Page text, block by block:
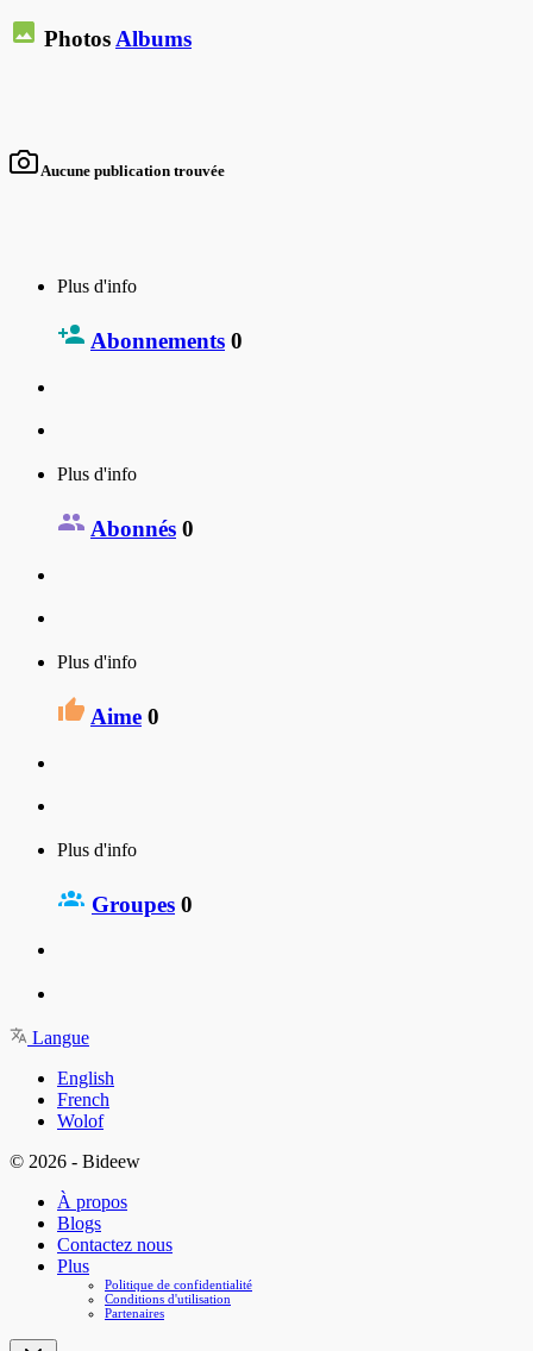
PhotosAlbums
Aucune publication trouvée
Plus d'info
Abonnements 0
Plus d'info
Abonnés 0
Plus d'info
Aime 0
Plus d'info
Groupes 0
Langue
English
French
Wolof
© 2026 - Bideew
À propos
Blogs
Contactez nous
Plus
Politique de confidentialité
Conditions d'utilisation
Partenaires